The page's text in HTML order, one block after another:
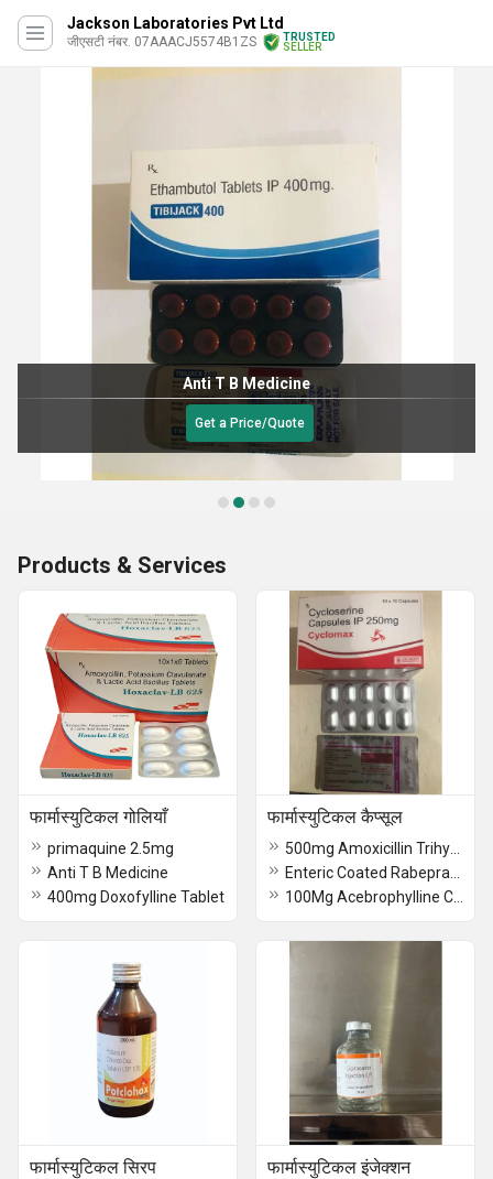
Jackson Laboratories Pvt Ltd
जीएसटी नंबर. 07AAACJ5574B1ZS
TRUSTED
SELLER
Anti T B Medicine
Get a Price/Quote
Products & Services
फार्मास्युटिकल गोलियाँ
primaquine 2.5mg
Anti T B Medicine
400mg Doxofylline Tablet
फार्मास्युटिकल कैप्सूल
फार्मास्युटिकल सिरप फार्मास्युटिकल इंजेक्शन